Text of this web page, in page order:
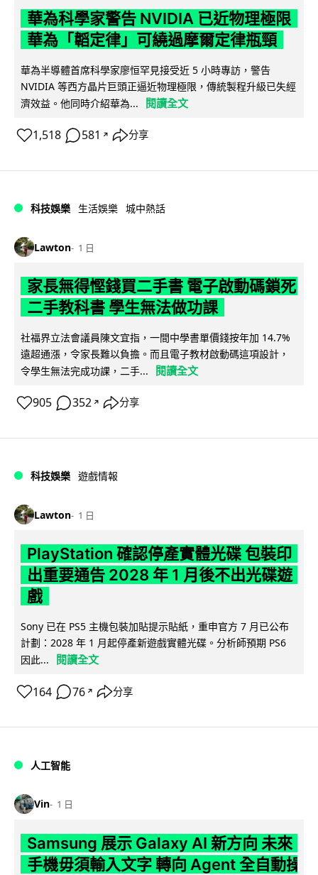
華為科學家警告 NVIDIA 已近物理極限
華為「韜定律」可繞過摩爾定律瓶頸
華為半導體首席科學家廖恒罕見接受近 5 小時專訪，警告
NVIDIA 等西方晶片巨頭正逼近物理極限，傳統製程升級已失經
濟效益。他同時介紹華為...
閱讀全文
1,518 581 ↗ 分享
科技娛樂 生活娛樂 城中熱話
Lawton 1 日
家長無得慳錢買二手書 電子啟動碼鎖死
二手教科書 學生無法做功課
社福界立法會議員陳文宜指，一間中學書單價錢按年加 14.7%
遠超通漲，令家長難以負擔。而且電子教材啟動碼這項設計，
令學生無法完成功課，二手...
閱讀全文
905 352 ↗ 分享
科技娛樂 遊戲情報
Lawton 1 日
PlayStation 確認停產實體光碟 包裝印
出重要通告 2028 年 1 月後不出光碟遊
戲
Sony 已在 PS5 主機包裝加貼提示貼紙，重申官方 7 月已公布
計劃：2028 年 1 月起停產新遊戲實體光碟。分析師預期 PS6
因此...
閱讀全文
164 76 ↗ 分享
人工智能
Vin 1 日
Samsung 展示 Galaxy AI 新方向 未來
手機毋須輸入文字 轉向 Agent 全自動操